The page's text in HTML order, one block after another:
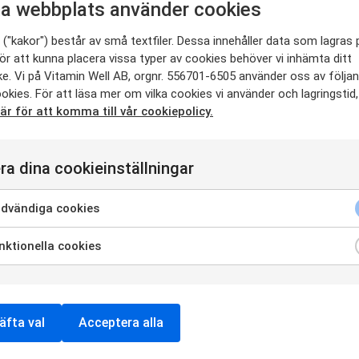
bag till ett värde av 1000 SEK. Vinnaren utses senast 3 juni 2023.
hos Bolaget.
mina kontaktuppgifter.
eller sociala medier samt att vi kommer meddela vem som vunnit
annan egendom. Vinnaren ansvarar själv för att betala eventuell
till anställda i koncernerna får inte vinna delta i tävlingen.
säkerhet.
(mer än vad som följer av lag).
jag kan konsumera de produktersom utgör vinsten, och att jag
allergier som kan påverka konsumtionen av produkterna.
cashewnötter.
webbplats använder cookies
består av små textfiler. Dessa innehåller data som lagras
att kunna placera vissa typer av cookies behöver vi inhämta ditt
Vi på Vitamin Well AB, orgnr. 556701-6505 använder oss av
För att läsa mer om vilka cookies vi använder och lagringstid,
för att komma till vår cookiepolicy.
dina cookieinställningar
cookies
cookies
val Acceptera alla